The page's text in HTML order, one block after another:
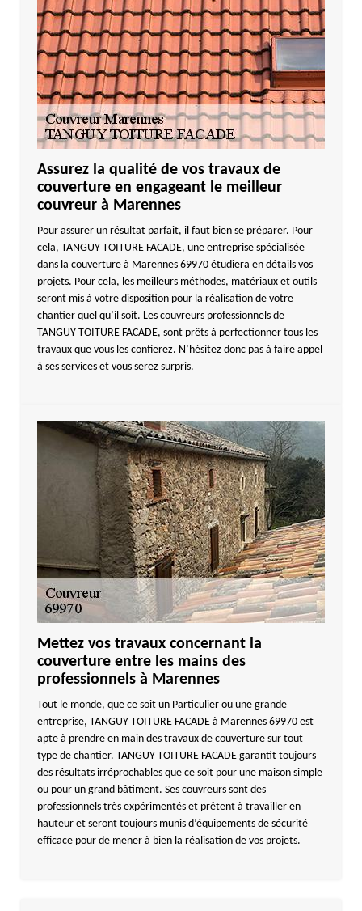
Assurez la qualité de vos travaux de
couverture en engageant le meilleur
couvreur à Marennes
Pour assurer un résultat parfait, il faut bien se préparer. Pour
cela, TANGUY TOITURE FACADE, une entreprise spécialisée
dans la couverture à Marennes 69970 étudiera en détails vos
projets. Pour cela, les meilleurs méthodes, matériaux et outils
seront mis à votre disposition pour la réalisation de votre
chantier quel qu’il soit. Les couvreurs professionnels de
TANGUY TOITURE FACADE, sont prêts à perfectionner tous les
travaux que vous les confierez. N’hésitez donc pas à faire appel
à ses services et vous serez surpris.
Mettez vos travaux concernant la
couverture entre les mains des
professionnels à Marennes
Tout le monde, que ce soit un Particulier ou une grande
entreprise, TANGUY TOITURE FACADE à Marennes 69970 est
apte à prendre en main des travaux de couverture sur tout
type de chantier. TANGUY TOITURE FACADE garantit toujours
des résultats irréprochables que ce soit pour une maison simple
ou pour un grand bâtiment. Ses couvreurs sont des
professionnels très expérimentés et prêtent à travailler en
hauteur et seront toujours munis d’équipements de sécurité
efficace pour de mener à bien la réalisation de vos projets.